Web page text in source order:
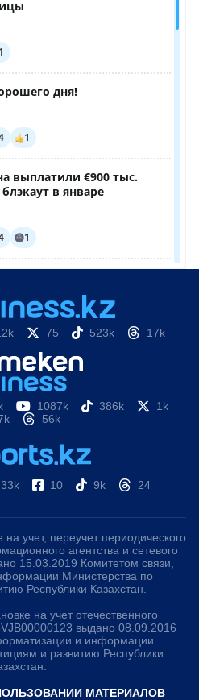
75 523k 17k
1087k 386k
1k
56k
33k 10 9k 24
учет, переучет периодического
агентства и сетевого
15.03.2019 Комитетом связи,
Министерства по
Республики Казахстан.
на учет отечественного
выдано 08.09.2016
и информации
и развитию Республики
МАТЕРИАЛОВ